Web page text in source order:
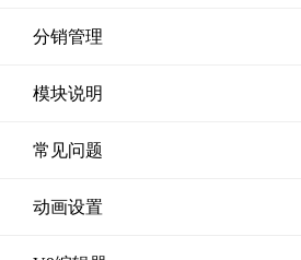
分销管理
模块说明
常见问题
动画设置